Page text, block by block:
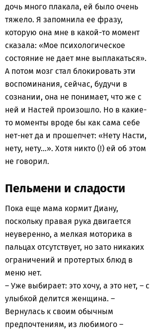
дочь много плакала, ей было очень
тяжело. Я запомнила ее фразу,
которую она мне в какой-то момент
сказала: «Мое психологическое
состояние не дает мне выплакаться».
А потом мозг стал блокировать эти
воспоминания, сейчас, будучи в
сознании, она не понимает, что же с
ней и Настей произошло. Но в какие-
то моменты вроде бы как сама себе
нет-нет да и прошепчет: «Нету Насти,
нету, нету…». Хотя никто (!) ей об этом
не говорил.
Пельмени и сладости
Пока еще мама кормит Диану,
поскольку правая рука двигается
неуверенно, а мелкая моторика в
пальцах отсутствует, но зато никаких
ограничений и протертых блюд в
меню нет.
– Уже выбирает: это хочу, а это нет, – с
улыбкой делится женщина. –
Вернулась к своим обычным
предпочтениям, из любимого –